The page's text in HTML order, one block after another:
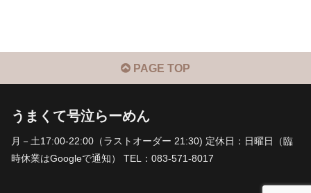
PAGE TOP
うまくて号泣らーめん
月－土17:00-22:00（ラストオーダー 21:30) 定休日：日曜日（臨
時休業はGoogleで通知） TEL：083-571-8017